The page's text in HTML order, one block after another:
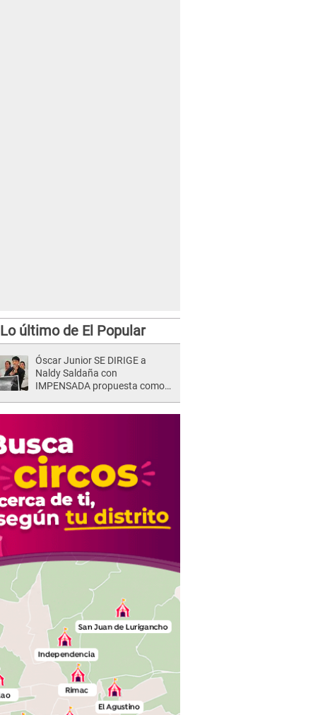
Lo último de El Popular
Óscar Junior SE DIRIGE a
Naldy Saldaña con
IMPENSADA propuesta como